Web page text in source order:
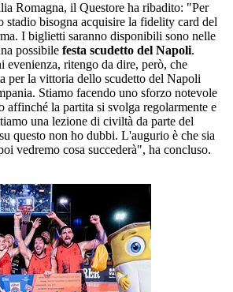
Romagna, il Questore ha ribadito: "Per
stadio bisogna acquisire la fidelity card del
I biglietti saranno disponibili sono nelle
possibile festa scudetto del Napoli.
evenienza, ritengo da dire, però, che
per la vittoria dello scudetto del Napoli
Stiamo facendo uno sforzo notevole
affinché la partita si svolga regolarmente e
una lezione di civiltà da parte del
questo non ho dubbi. L'augurio è che sia
vedremo cosa succederà", ha concluso.